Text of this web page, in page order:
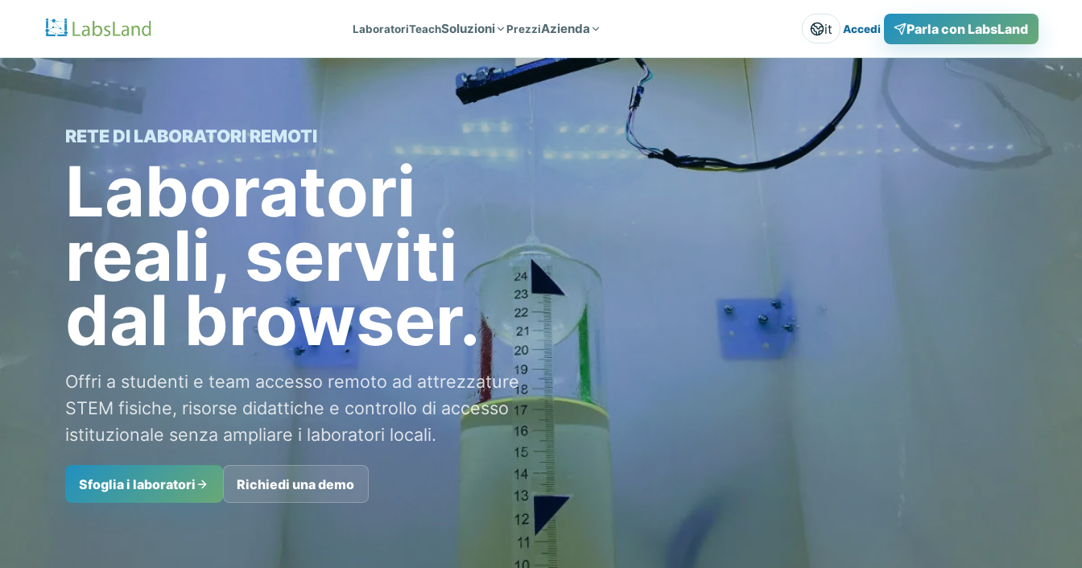
LaboratoriTeachSoluzioni PrezziAzienda it Accedi Parla con LabsLand
RETE DI LABORATORI REMOTI
Laboratori
reali, serviti
dal browser.
Offri a studenti e team accesso remoto ad attrezzature
STEM fisiche, risorse didattiche e controllo di accesso
istituzionale senza ampliare i laboratori locali.
Sfoglia i laboratori Richiedi una demo